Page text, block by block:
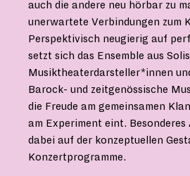
auch die andere neu hörbar zu
unerwartete Verbindungen zum
Perspektivisch neugierig auf
setzt sich das Ensemble aus
Musiktheaterdarsteller*innen
Barock- und zeitgenössische
die Freude am gemeinsamen
am Experiment eint. Besonderes
dabei auf der konzeptuellen
Konzertprogramme.